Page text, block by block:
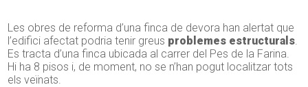
Les obres de reforma d’una finca de devora han alertat que
l’edifici afectat podria tenir greus problemes estructurals.
Es tracta d’una finca ubicada al carrer del Pes de la Farina.
Hi ha 8 pisos i, de moment, no se n’han pogut localitzar tots
els veïnats.